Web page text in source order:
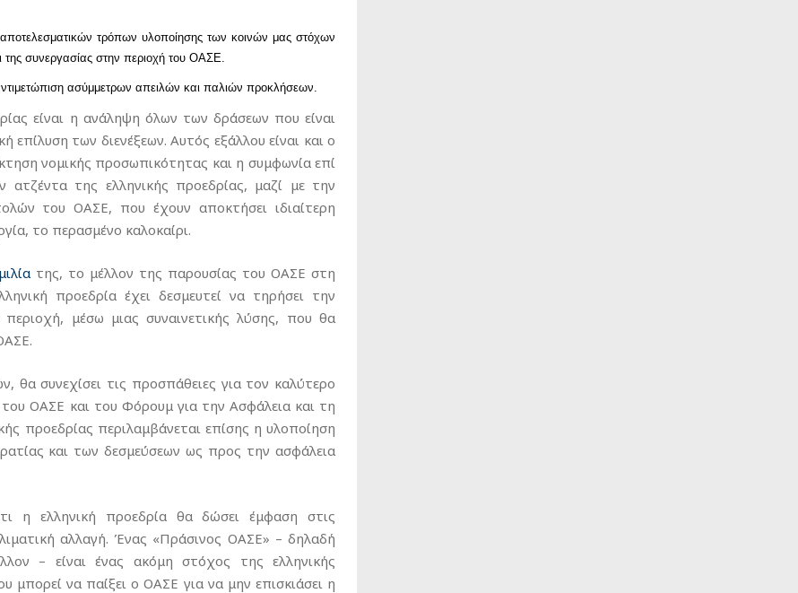
αποτελεσματικών τρόπων υλοποίησης των κοινών μας στόχων
της συνεργασίας στην περιοχή του ΟΑΣΕ.
ασύμμετρων απειλών και παλιών προκλήσεων.
είναι η ανάληψη όλων των δράσεων που είναι
επίλυση των διενέξεων. Αυτός εξάλλου είναι και ο
νομικής προσωπικότητας και η συμφωνία επί
της ελληνικής προεδρίας, μαζί με την
του ΟΑΣΕ, που έχουν αποκτήσει ιδιαίτερη
το περασμένο καλοκαίρι.
της, το μέλλον της παρουσίας του ΟΑΣΕ στη
προεδρία έχει δεσμευτεί να τηρήσει την
μέσω μιας συναινετικής λύσης, που θα
συνεχίσει τις προσπάθειες για τον καλύτερο
ΟΑΣΕ και του Φόρουμ για την Ασφάλεια και τη
προεδρίας περιλαμβάνεται επίσης η υλοποίηση
και των δεσμεύσεων ως προς την ασφάλεια
η ελληνική προεδρία θα δώσει έμφαση στις
αλλαγή. Ένας «Πράσινος ΟΑΣΕ» – δηλαδή
– είναι ένας ακόμη στόχος της ελληνικής
να παίξει ο ΟΑΣΕ για να μην επισκιάσει η